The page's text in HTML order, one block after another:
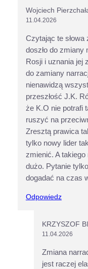
Wojciech
11.04.2026
Czytając te słowa
doszło do zmiany
Rosji i uznania jej
do zamiany
nienawidzą
przeszłość J.K.
że K.O nie potrafi
ruszyć na
Zresztą prawica
tylko nowy lider
zmienić. A
dużo. Pytanie
dogadać na czas
Odpowiedz
KRZYSZOF
11.04.2026
Zmiana
jest raczej